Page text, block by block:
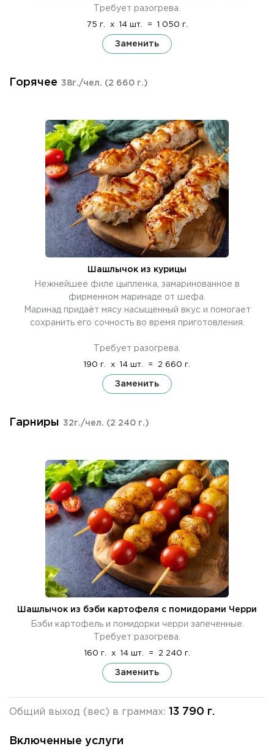
Требует разогрева.
75 г. x 14 шт. = 1 050 г.
Заменить
Горячее 38г./чел. (2 660 г.)
Шашлычок из курицы
Нежнейшее филе цыпленка, замаринованное в
фирменном маринаде от шефа.
Маринад придаёт мясу насыщенный вкус и помогает
сохранить его сочность во время приготовления.
Требует разогрева.
190 г. x 14 шт. = 2 660 г.
Заменить
Гарниры 32г./чел. (2 240 г.)
Шашлычок из бэби картофеля с помидорами Черри
Бэби картофель и помидорки черри запеченные.
Требует разогрева.
160 г. x 14 шт. = 2 240 г.
Заменить
Общий выход (вес) в граммах: 13 790 г.
Включенные услуги